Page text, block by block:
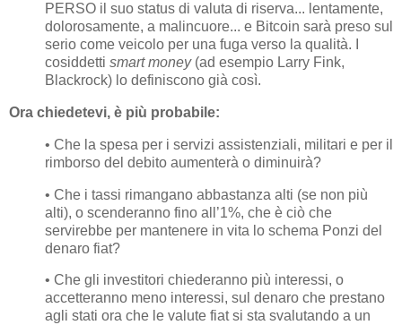
PERSO il suo status di valuta di riserva... lentamente,
dolorosamente, a malincuore... e Bitcoin sarà preso sul
serio come veicolo per una fuga verso la qualità. I
cosiddetti smart money(ad esempio Larry Fink,
Blackrock) lo definiscono già così.
Ora chiedetevi, è più probabile:
• Che la spesa per i servizi assistenziali, militari e per il
rimborso del debito aumenterà o diminuirà?
• Che i tassi rimangano abbastanza alti (se non più
alti), o scenderanno fino all’1%, che è ciò che
servirebbe per mantenere in vita lo schema Ponzi del
denaro fiat?
• Che gli investitori chiederanno più interessi, o
accetteranno meno interessi, sul denaro che prestano
agli stati ora che le valute fiat si sta svalutando a un